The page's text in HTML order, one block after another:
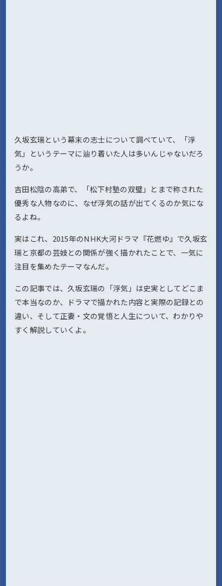
久坂玄瑞という幕末の志士について調べていて、「浮
気」というテーマに辿り着いた人は多いんじゃないだろ
うか。
吉田松陰の高弟で、「松下村塾の双璧」とまで称された
優秀な人物なのに、なぜ浮気の話が出てくるのか気にな
るよね。
実はこれ、2015年のNHK大河ドラマ『花燃ゆ』で久坂玄
瑞と京都の芸妓との関係が強く描かれたことで、一気に
注目を集めたテーマなんだ。
この記事では、久坂玄瑞の「浮気」は史実としてどこま
で本当なのか、ドラマで描かれた内容と実際の記録との
違い、そして正妻・文の覚悟と人生について、わかりや
すく解説していくよ。